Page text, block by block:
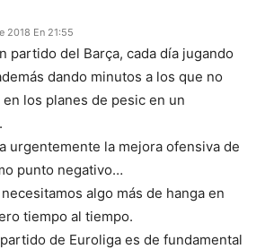
2018 En 21:55
partido del Barça, cada día jugando
dando minutos a los que no
los planes de pesic en un
urgentemente la mejora ofensiva de
punto negativo…
algo más de hanga en
tiempo al tiempo.
de Euroliga es de fundamental